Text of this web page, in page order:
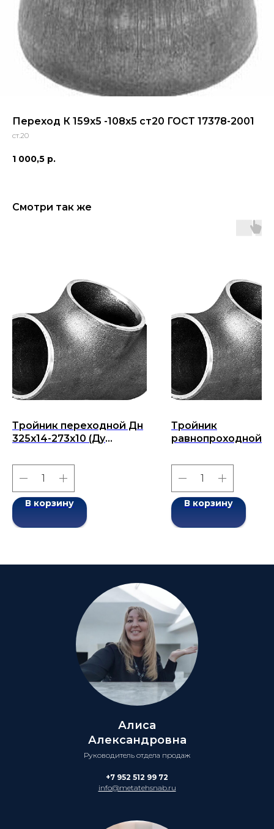
Переход К 159х5 -108х5 ст20 ГОСТ 17378-2001
ст.20
1 000,5 р.
Смотри так же
Тройник переходной Дн
325х14-273х10 (Ду
ГОСТ 17376-2001
В корзину
Тройник
равнопроходной
бесшовный ГОСТ
2001
В корзину
Алиса
Александровна
Руководитель отдела продаж
+7 952 512 99 72
info@metatehsnab.ru